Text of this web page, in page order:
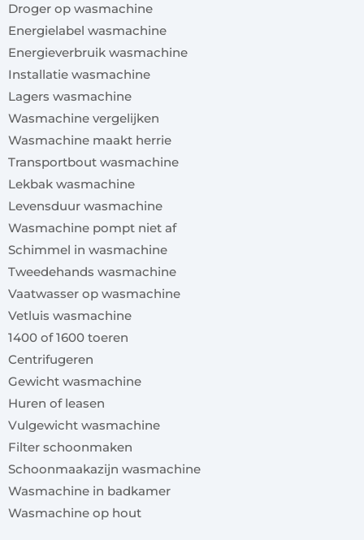
Droger op wasmachine
Energielabel wasmachine
Energieverbruik wasmachine
Installatie wasmachine
Lagers wasmachine
Wasmachine vergelijken
Wasmachine maakt herrie
Transportbout wasmachine
Lekbak wasmachine
Levensduur wasmachine
Wasmachine pompt niet af
Schimmel in wasmachine
Tweedehands wasmachine
Vaatwasser op wasmachine
Vetluis wasmachine
1400 of 1600 toeren
Centrifugeren
Gewicht wasmachine
Huren of leasen
Vulgewicht wasmachine
Filter schoonmaken
Schoonmaakazijn wasmachine
Wasmachine in badkamer
Wasmachine op hout